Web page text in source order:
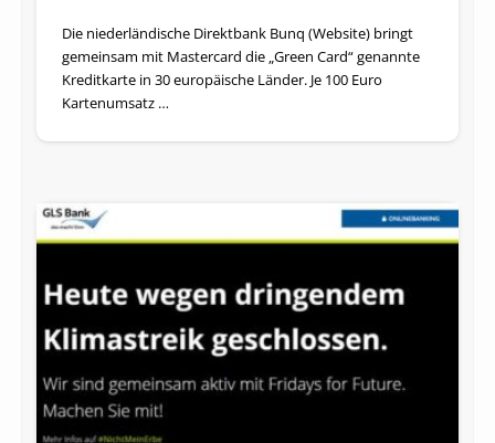
Die niederländische Direktbank Bunq (Website) bringt
gemeinsam mit Mastercard die „Green Card“ genannte
Kreditkarte in 30 europäische Länder. Je 100 Euro
Kartenumsatz …